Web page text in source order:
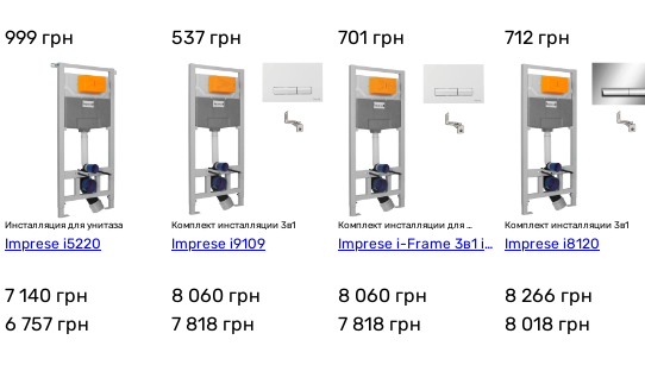
999 грн 537 грн 701 грн 712 грн
Инсталляция для унитаза
Imprese i5220
7 140 грн
6 757 грн
Комплект инсталляции 3в1
Imprese i9109
8 060 грн
7 818 грн
Комплект инсталляции для
унитаза
Imprese i-Frame 3в1 i9
8 060 грн
7 818 грн
Комплект инсталляции 3в1
Imprese i8120
8 266 грн
8 018 грн